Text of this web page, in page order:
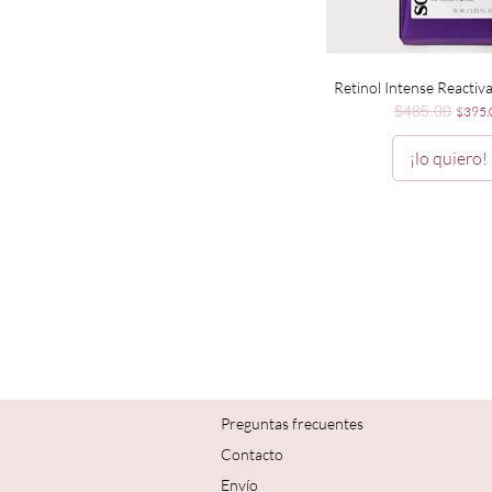
Vista rápida
Retinol Intense
Precio
$485.00 Precio
¡lo quiero!
Preguntas frecuentes
Contacto
Envío